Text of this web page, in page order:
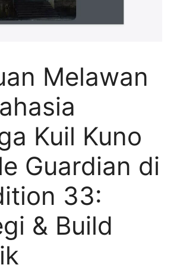
Melawan
Kuil Kuno
Guardian di
33:
& Build